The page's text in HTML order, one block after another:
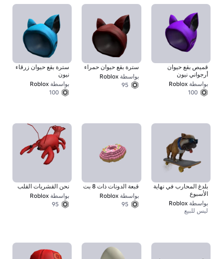
سترة بقع حيوان زرقاء
نيون
بواسطة Roblox
100
سترة بقع حيوان حمراء
بواسطة Roblox
95
قميص بقع حيوان
أرجواني نيون
بواسطة Roblox
100
نحن القشريات القلب
بواسطة Roblox
95
قبعة الدونات ذات 8 بت
بواسطة Roblox
95
بلدغ المحارب في نهاية
الأسبوع
بواسطة Roblox
ليس للبيع